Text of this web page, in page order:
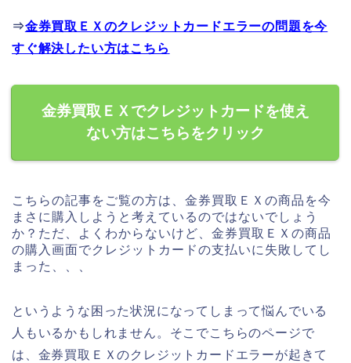
⇒金券買取ＥＸのクレジットカードエラーの問題を今
すぐ解決したい方はこちら
金券買取ＥＸでクレジットカードを使え
ない方はこちらをクリック
こちらの記事をご覧の方は、金券買取ＥＸの商品を今
まさに購入しようと考えているのではないでしょう
か？ただ、よくわからないけど、金券買取ＥＸの商品
の購入画面でクレジットカードの支払いに失敗してし
まった、、、
というような困った状況になってしまって悩んでいる
人もいるかもしれません。そこでこちらのページで
は、金券買取ＥＸのクレジットカードエラーが起きて